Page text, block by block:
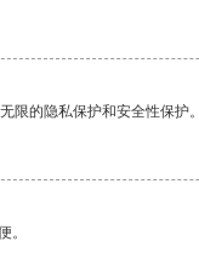
限的隐私保护和安全性保护
。